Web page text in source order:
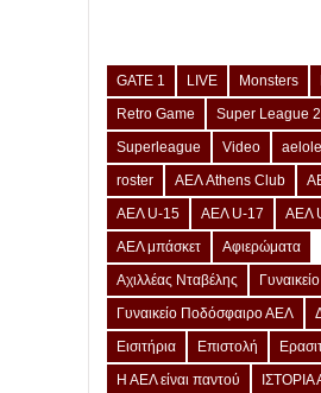
GATE 1 LIVE Monsters
Retro Game
Super League 2
Superleague
Video aelole
roster
ΑΕΛ Athens Club
ΑΕΛ U-15
ΑΕΛ U-17
ΑΕΛ
ΑΕΛ μπάσκετ
Αφιερώματα
Αχιλλέας Νταβέλης
Γυναικείο Ποδόσφαιρο ΑΕΛ
Εισιτήρια
Επιστολή
Η ΑΕΛ είναι παντού